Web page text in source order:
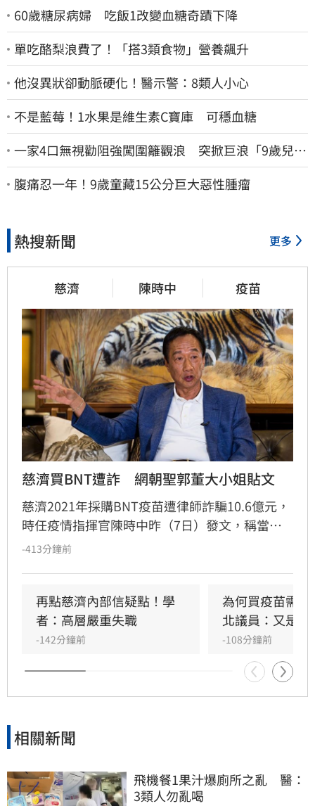
60歲糖尿病婦 吃飯1改變血糖奇蹟下降
單吃酪梨浪費了！「搭3類食物」營養飆升
他沒異狀卻動脈硬化！醫示警：8類人小心
不是藍莓！1水果是維生素C寶庫 可穩血糖
一家4口無視勸阻強闖圍籬觀浪 突掀巨浪「9歲兒當
場遭捲入海」
腹痛忍一年！9歲童藏15公分巨大惡性腫瘤
熱搜新聞 更多
慈濟 陳時中 疫苗
慈濟買BNT遭詐　網朝聖郭董大小姐貼文
慈濟2021年採購BNT疫苗遭律師詐騙10.6億元，
時任疫情指揮官陳時中昨（7日）發文，稱當年
早就苦口婆心要提防掮客，卻遭在野攻擊抹黑；
為，慈濟固然被當盤子詐騙，但和疫情爆發後疫
苗確實不足，根本是兩碼事，批評綠營偷換概念
洗記憶的手法太過粗糙。更有大批網友回顧郭台
銘2023年「大小姐說不要買」的貼文，認為內容
較符合當初疫苗採購受政治因素卡關或延遲的時
間線 。
-413分鐘前
再點慈濟內部信疑點！學
者：高層嚴重失職
-142分鐘前
為何買疫苗需
北議員：又是中
-108分鐘前
相關新聞
飛機餐1果汁爆廁所之亂　醫：
3類人勿亂喝